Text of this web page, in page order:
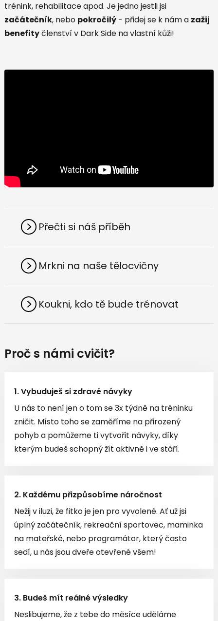
trénink, rehabilitace apod. Je jedno jestli jsi
začátečník, nebo pokročilý- přidej se k nám a zažij
benefityčlenství v Dark Side na vlastní kůži!
Přečti si náš příběh
Mrkni na naše tělocvičny
Koukni, kdo tě bude trénovat
Proč s námi cvičit?
1. Vybuduješ si zdravé návyky
U nás to není jen o tom se 3x týdně na tréninku
zničit. Místo toho se zaměříme na přirozený
pohyb a pomůžeme ti vytvořit návyky, díky
kterým budeš schopný žít aktivně i ve stáří.
2. Každému přizpůsobíme náročnost
Nežij v iluzi, že fitko je jen pro vyvolené. Ať už jsi
úplný začátečník, rekreační sportovec, maminka
na mateřské, nebo programátor, který často
sedí, u nás jsou dveře otevřené všem!
3. Budeš mít reálné výsledky
Neslibujeme, že z tebe do měsíce uděláme